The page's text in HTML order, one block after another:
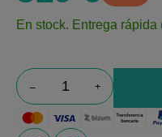
En stock. Entrega rápida